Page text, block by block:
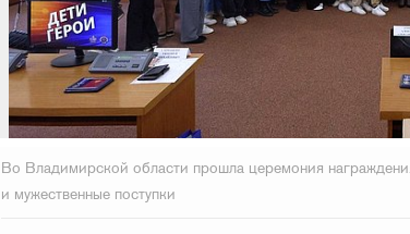
Во Владимирской области прошла церемония
и мужественные поступки